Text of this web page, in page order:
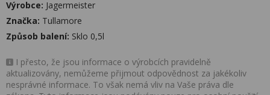
Výrobce: Jagermeister
Značka: Tullamore
Způsob balení: Sklo 0,5l
I přesto, že jsou informace o výrobcích pravidelně
aktualizovány, nemůžeme přijmout odpovědnost za jakékoliv
nesprávné informace. To však nemá vliv na Vaše práva dle